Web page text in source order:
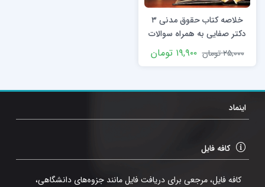
خلاصه کتاب حقوق مدنی ۳
دکتر صفایی به همراه سوالات
۲۵,۰۰۰تومان ۱۹,۹۰۰ تومان
اینماد
کافه فایل
کافه فایل، مرجعی برای دریافت فایل مانند جزوه‌های دانشگاهی،